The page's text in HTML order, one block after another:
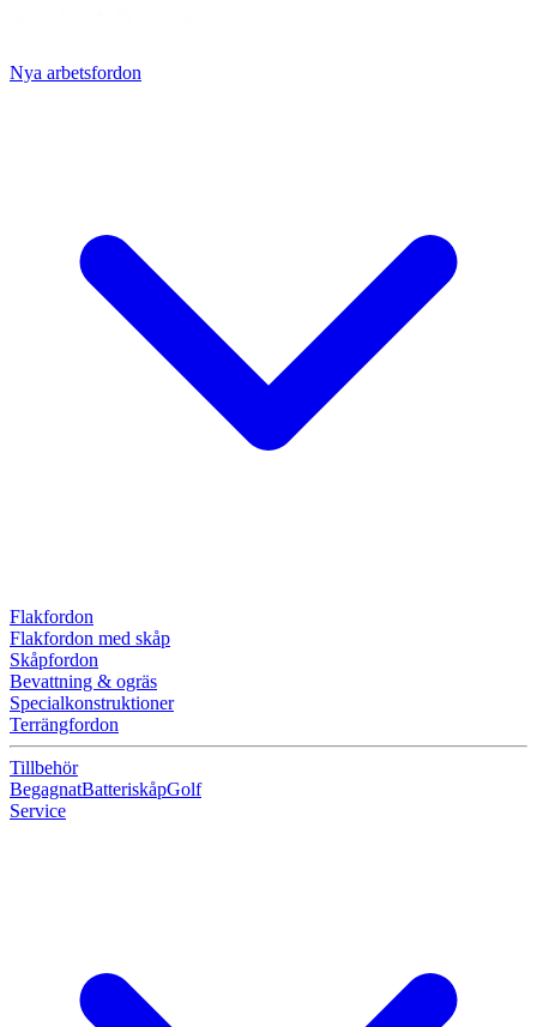
Nya arbetsfordon
Flakfordon
Flakfordon med skåp
Skåpfordon
Bevattning & ogräs
Specialkonstruktioner
Terrängfordon
Tillbehör
BegagnatBatteriskåpGolf
Service